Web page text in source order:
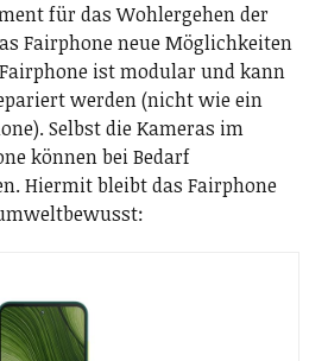
für das Wohlergehen der
Fairphone neue Möglichkeiten
ist modular und kann
werden (nicht wie ein
Selbst die Kameras im
können bei Bedarf
Hiermit bleibt das Fairphone